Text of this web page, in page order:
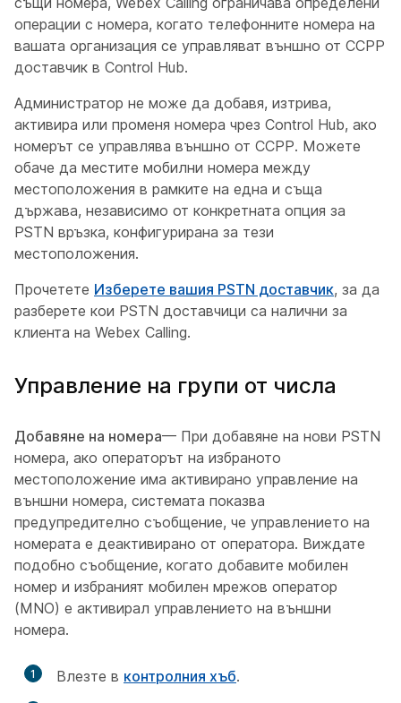
операции с номера, когато телефонните номера на
вашата организация се управляват външно от CCPP
доставчик в Control Hub.
Администратор не може да добавя, изтрива,
активира или променя номера чрез Control Hub, ако
номерът се управлява външно от CCPP. Можете
обаче да местите мобилни номера между
местоположения в рамките на една и съща
държава, независимо от конкретната опция за
PSTN връзка, конфигурирана за тези
местоположения.
Прочетете Изберете вашия PSTN доставчик, за да
разберете кои PSTN доставчици са налични за
клиента на Webex Calling.
Управление на групи от числа
Добавяне на номера— При добавяне на нови PSTN
номера, ако операторът на избраното
местоположение има активирано управление на
външни номера, системата показва
предупредително съобщение, че управлението на
номерата е деактивирано от оператора. Виждате
подобно съобщение, когато добавите мобилен
номер и избраният мобилен мрежов оператор
(MNO) е активирал управлението на външни
номера.
1 Влезте в контролния хъб.